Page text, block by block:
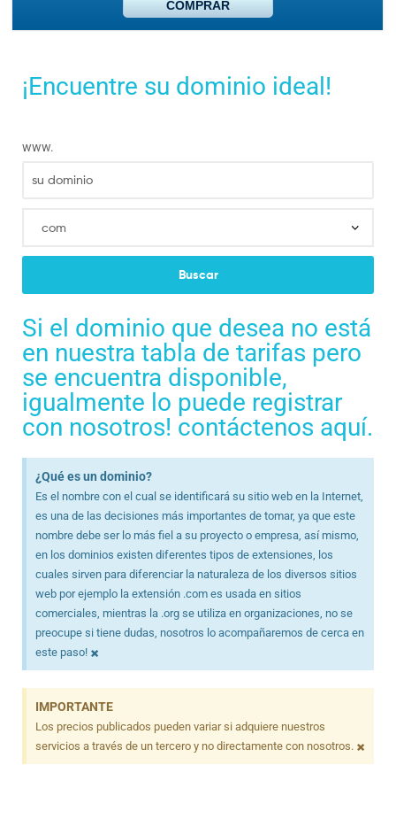
COMPRAR
¡Encuentre su dominio ideal!
www.
Si el dominio que desea no está
en nuestra tabla de tarifas pero
se encuentra disponible,
igualmente lo puede registrar
con nosotros! contáctenos aquí.
¿Qué es un dominio?
Es el nombre con el cual se identificará su sitio web en la Internet,
es una de las decisiones más importantes de tomar, ya que este
nombre debe ser lo más fiel a su proyecto o empresa, así mismo,
en los dominios existen diferentes tipos de extensiones, los
cuales sirven para diferenciar la naturaleza de los diversos sitios
web por ejemplo la extensión .com es usada en sitios
comerciales, mientras la .org se utiliza en organizaciones, no se
preocupe si tiene dudas, nosotros lo acompañaremos de cerca en
este paso! ×
IMPORTANTE
Los precios publicados pueden variar si adquiere nuestros
servicios a través de un tercero y no directamente con nosotros. ×